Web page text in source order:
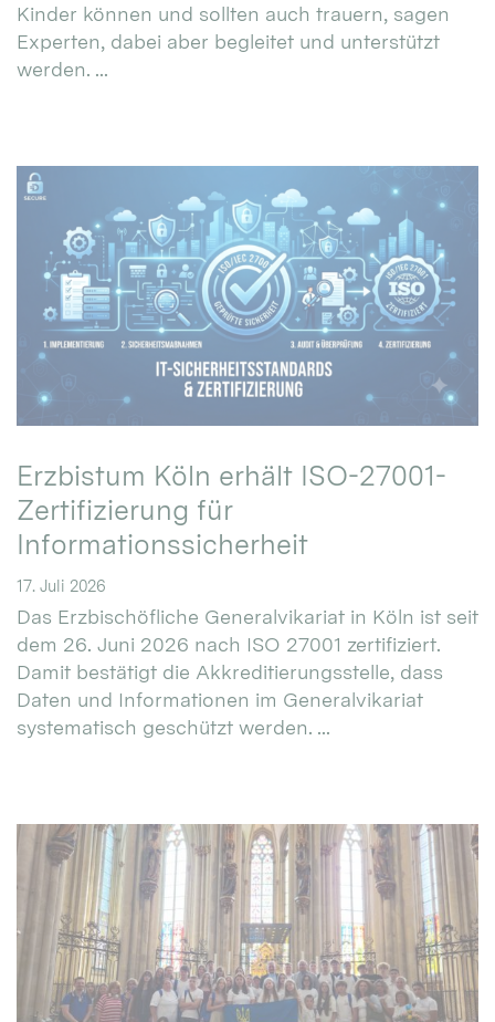
Kinder können und sollten auch trauern, sagen
Experten, dabei aber begleitet und unterstützt
werden. ...
Erzbistum Köln erhält ISO-27001-
Zertifizierung für
Informationssicherheit
17. Juli 2026
Das Erzbischöfliche Generalvikariat in Köln ist seit
dem 26. Juni 2026 nach ISO 27001 zertifiziert.
Damit bestätigt die Akkreditierungsstelle, dass
Daten und Informationen im Generalvikariat
systematisch geschützt werden. ...